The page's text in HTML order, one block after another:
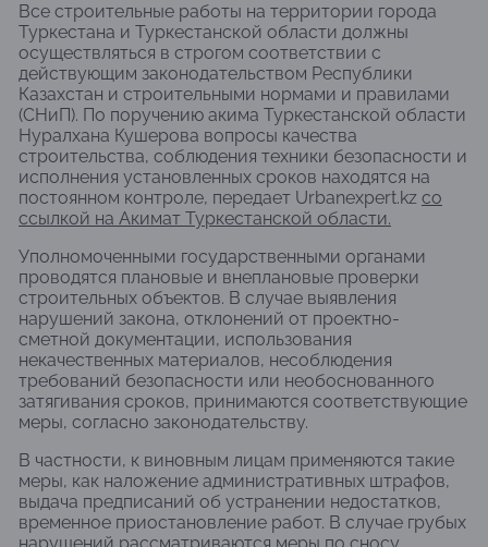
Все строительные работы на территории города
Туркестана и Туркестанской области должны
осуществляться в строгом соответствии с
действующим законодательством Республики
Казахстан и строительными нормами и правилами
(СНиП). По поручению акима Туркестанской области
Нуралхана Кушерова вопросы качества
строительства, соблюдения техники безопасности и
исполнения установленных сроков находятся на
постоянном контроле, передает Urbanexpert.kz со
ссылкой на Акимат Туркестанской области.
Уполномоченными государственными органами
проводятся плановые и внеплановые проверки
строительных объектов. В случае выявления
нарушений закона, отклонений от проектно-
сметной документации, использования
некачественных материалов, несоблюдения
требований безопасности или необоснованного
затягивания сроков, принимаются соответствующие
меры, согласно законодательству.
В частности, к виновным лицам применяются такие
меры, как наложение административных штрафов,
выдача предписаний об устранении недостатков,
временное приостановление работ. В случае грубых